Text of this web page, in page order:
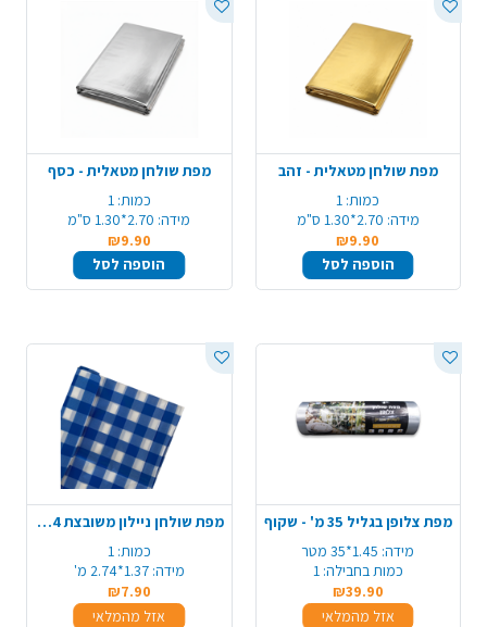
מפת שולחן מטאלית - זהב
כמות: 1
מידה: 2.70*1.30 ס"מ
₪9.90
הוספה לסל
מפת שולחן מטאלית - כסף
כמות: 1
מידה: 2.70*1.30 ס"מ
₪9.90
הוספה לסל
מפת צלופן בגליל 35 מ' - שקוף
מידה: 1.45*35 מטר
כמות בחבילה: 1
₪39.90
אזל מהמלאי
מפת שולחן ניילון משובצת 137X274 - כחול
כמות: 1
מידה: 1.37*2.74 מ'
₪7.90
אזל מהמלאי